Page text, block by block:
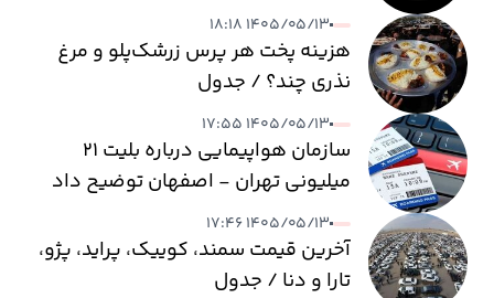
۱۴۰۵/۰۵/۱۳ ۱۸:۱۸
هزینه پخت هر پرس زرشک‌پلو و مرغ
نذری چند؟ / جدول
۱۴۰۵/۰۵/۱۳ ۱۷:۵۵
سازمان هواپیمایی درباره بلیت ۲۱
میلیونی تهران - اصفهان توضیح داد
۱۴۰۵/۰۵/۱۳ ۱۷:۴۶
آخرین قیمت سمند، کوییک، پراید، پژو،
تارا و دنا / جدول